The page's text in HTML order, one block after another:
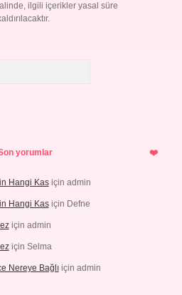
ilgili içerikler yasal süre
yorumlar
Hangi Kasiçin admin
Hangi Kasiçin Defne
için admin
için Selma
Nereye Bağlıiçin admin